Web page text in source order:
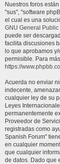
Nuestros foros
"sus", "software
el cual es una
GNU General
puede ser
facilita discusiones
lo que aprobamos
permisible. Para
https://
Acuerda no enviar
indecente,
cualquier ley de su
Leyes
permanentemente
Proveedor de
registradas como
Spanish Forum"
en cualquier
que cualquier
de datos. Dado que